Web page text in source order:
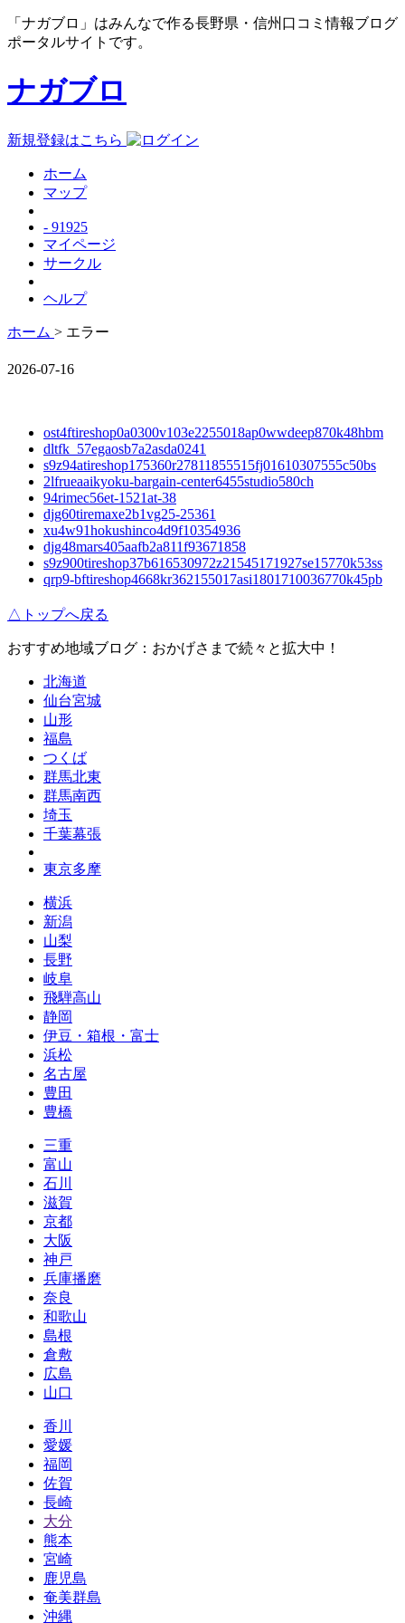
「ナガブロ」はみんなで作る長野県・信州口コミ情報ブログ
ポータルサイトです。
ナガブロ
新規登録はこちら
ホーム
マップ
- 91925
マイページ
サークル
ヘルプ
ホーム > エラー
2026-07-16
ost4ftireshop0a0300v103e2255018ap0wwdeep870k48hbm
dltfk_57egaosb7a2asda0241
s9z94atireshop175360r27811855515fj01610307555c50bs
2lfrueaaikyoku-bargain-center6455studio580ch
94rimec56et-1521at-38
djg60tiremaxe2b1vg25-25361
xu4w91hokushinco4d9f10354936
djg48mars405aafb2a811f93671858
s9z900tireshop37b616530972z21545171927se15770k53ss
qrp9-bftireshop4668kr362155017asi1801710036770k45pb
△トップへ戻る
おすすめ地域ブログ：おかげさまで続々と拡大中！
北海道
仙台宮城
山形
福島
つくば
群馬北東
群馬南西
埼玉
千葉幕張
東京多摩
横浜
新潟
山梨
長野
岐阜
飛騨高山
静岡
伊豆・箱根・富士
浜松
名古屋
豊田
豊橋
三重
富山
石川
滋賀
京都
大阪
神戸
兵庫播磨
奈良
和歌山
島根
倉敷
広島
山口
香川
愛媛
福岡
佐賀
長崎
大分
熊本
宮崎
鹿児島
奄美群島
沖縄